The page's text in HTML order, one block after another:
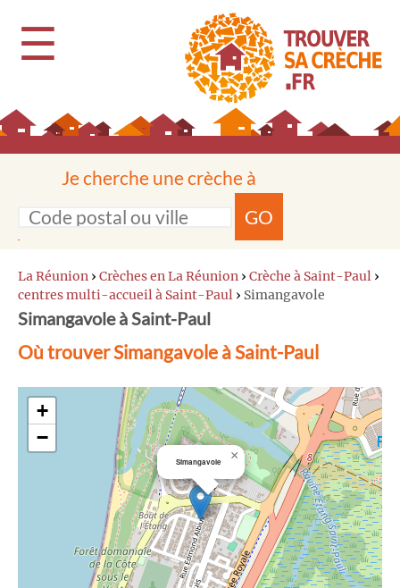
☰
Je cherche une crèche à
GO
La Réunion › Crèches en La Réunion › Crèche à Saint-Paul ›
centres multi-accueil à Saint-Paul › Simangavole
Simangavole à Saint-Paul
Où trouver Simangavole à Saint-Paul
Simangavole ×
+
−